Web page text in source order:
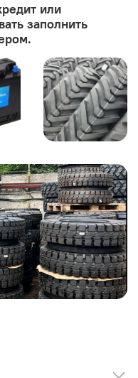
или
заполнить